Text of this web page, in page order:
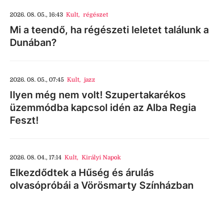
2026. 08. 05., 16:43 Kult, régészet
Mi a teendő, ha régészeti leletet találunk a
Dunában?
2026. 08. 05., 07:45 Kult, jazz
Ilyen még nem volt! Szupertakarékos
üzemmódba kapcsol idén az Alba Regia
Feszt!
2026. 08. 04., 17:14 Kult, Királyi Napok
Elkezdődtek a Hűség és árulás
olvasópróbái a Vörösmarty Színházban